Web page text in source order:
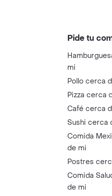
Pide tu
mi
Pollo cerca
Pizza cerca
Café cerca
Sushi cerca
Comida
de mi
Postres
Comida
de mi